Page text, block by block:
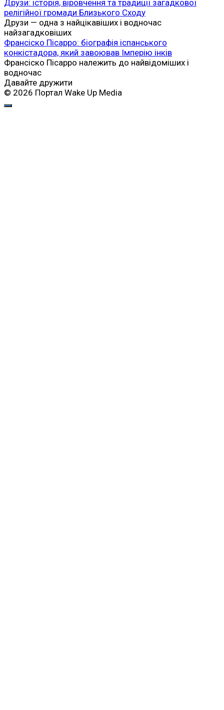
Друзи: історія, віровчення та традиції загадкової
релігійної громади Близького Сходу
Друзи — одна з найцікавіших і водночас
найзагадковіших
Франсіско Пісарро: біографія іспанського
конкістадора, який завоював Імперію інків
Франсіско Пісарро належить до найвідоміших і
водночас
Давайте дружити
© 2026 Портал Wake Up Media